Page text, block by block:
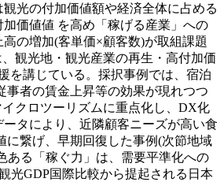
光の付加価値額や経済全体に占める
価値値 を高め「稼げる産業」への
の増加(客単価×顧客数)が取組課題
観光地・観光産業の再生・高付加価
を講じている。採択事例では、宿泊
事者の賃金上昇等の効果が現れつつ
クロツーリズムに重点化し、DX化
ータにより、近隣顧客ニーズが高い食
に繋げ、早期回復した事例(次節地域
ある「稼ぐ力」は、需要平準化への
光GDP国際比較から提起される日本